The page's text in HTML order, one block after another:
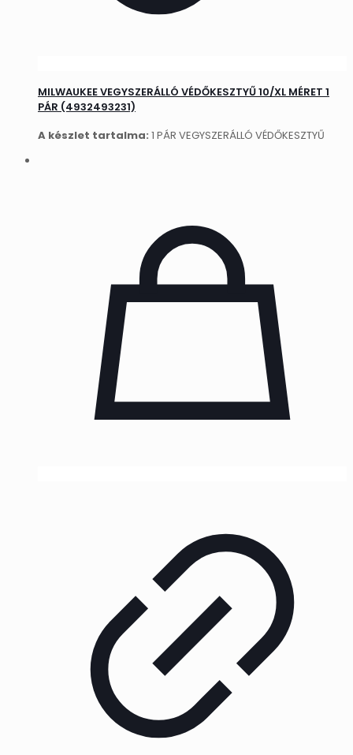
MILWAUKEE VEGYSZERÁLLÓ VÉDŐKESZTYŰ 10/XL MÉRET 1
PÁR (4932493231)
A készlet tartalma: 1 PÁR VEGYSZERÁLLÓ VÉDŐKESZTYŰ